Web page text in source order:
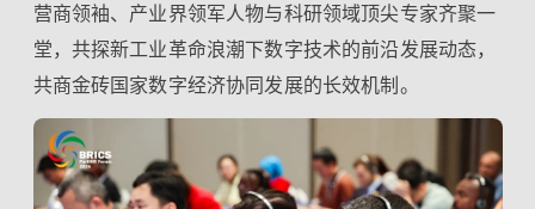
营商领袖、产业界领军人物与科研领域顶尖专家齐聚一
堂，共探新工业革命浪潮下数字技术的前沿发展动态，
共商金砖国家数字经济协同发展的长效机制。